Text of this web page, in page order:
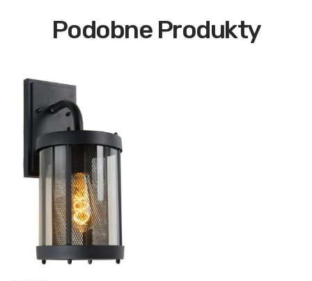
Podobne Produkty